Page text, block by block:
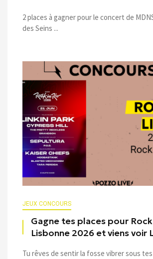
2 places à gagner pour le concert de
des Seins ...
JEUX CONCOURS
Gagne tes places pour Rock
Lisbonne 2026 et viens voir
Tu rêves de sentir la fosse vibrer sous